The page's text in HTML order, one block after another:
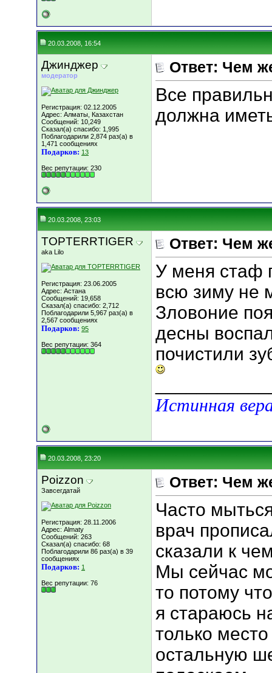
20.03.2008, 16:54
Джинджер
модератор
Регистрация: 02.12.2005
Адрес: Алматы, Казахстан
Сообщений: 10,249
Сказал(а) спасибо: 1,995
Поблагодарили 2,874 раз(а) в
1,471 сообщениях
Подарков: 13
Вес репутации: 230
Ответ: Чем
Все
должна
20.03.2008, 23:03
TOPTERRTIGER
aka Lilo
Регистрация: 23.06.2005
Адрес: Астана
Сообщений: 19,658
Сказал(а) спасибо: 2,712
Поблагодарили 5,967 раз(а) в
2,567 сообщениях
Подарков: 95
Вес репутации: 364
Ответ: Чем
У меня стаф
всю зиму не
Зловоние
десны
почистили
Истинная
20.03.2008, 23:20
Poizzon
Завсегдатай
Регистрация: 28.11.2006
Адрес: Almaty
Сообщений: 263
Сказал(а) спасибо: 68
Поблагодарили 86 раз(а) в 39
сообщениях
Подарков: 1
Вес репутации: 76
Ответ: Чем
Часто
врач
сказали к
Мы сейчас
то потому
я стараюсь
только
остальную